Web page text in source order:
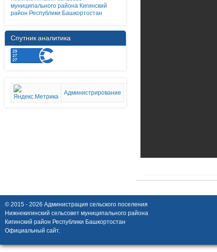
муниципального района Кигинский
район Республики Башкортостан
Спутник аналитика
Администрирование
© 2015 - 2026 Администрация сельского поселения
Нижнекигинский сельсовет муниципального района
Кигинский район Республики Башкортостан
Официальный сайт.